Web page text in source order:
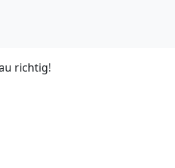
richtig!